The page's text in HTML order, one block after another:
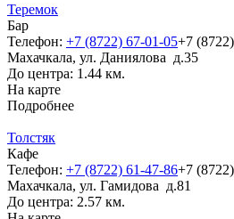
Теремок
Бар
Телефон: +7 (8722) 67-01-05+7
Махачкала, ул. Даниялова д.35
До центра: 1.44 км.
На карте
Подробнее
Толстяк
Кафе
Телефон: +7 (8722) 61-47-86+7
Махачкала, ул. Гамидова д.81
До центра: 2.57 км.